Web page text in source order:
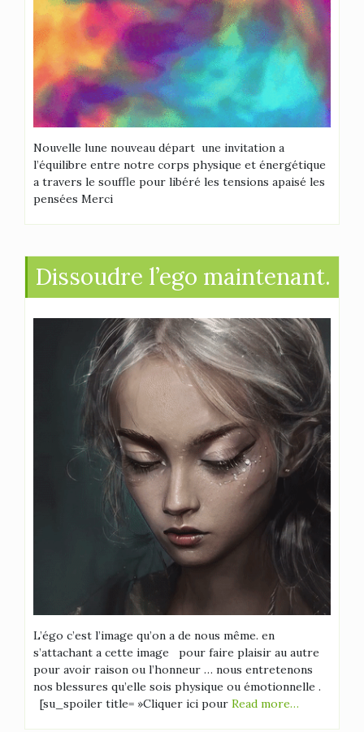
Nouvelle lune nouveau départ une invitation a
l’équilibre entre notre corps physique et énergétique
a travers le souffle pour libéré les tensions apaisé les
pensées Merci
Dissoudre l’ego maintenant.
L’égo c’est l’image qu’on a de nous même. en
s’attachant a cette image pour faire plaisir au autre
pour avoir raison ou l’honneur … nous entretenons
nos blessures qu’elle sois physique ou émotionnelle .
[su_spoiler title= »Cliquer ici pour Read more…